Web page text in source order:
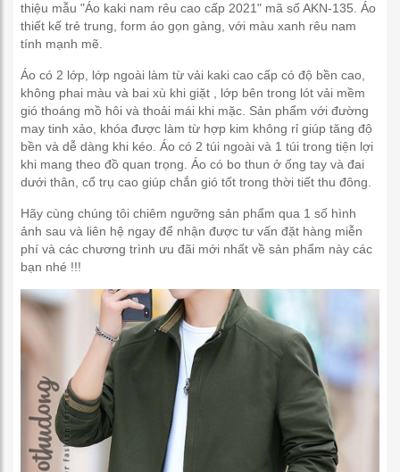
thiệu mẫu "Áo kaki nam rêu cao cấp 2021" mã số AKN-135. Áo
thiết kế trẻ trung, form áo gọn gàng, với màu xanh rêu nam
tính mạnh mẽ.
Áo có 2 lớp, lớp ngoài làm từ vải kaki cao cấp có độ bền cao,
không phai màu và bai xù khi giặt , lớp bên trong lót vải mềm
gió thoáng mồ hôi và thoải mái khi mặc. Sản phẩm với đường
may tinh xảo, khóa được làm từ hợp kim không rỉ giúp tăng độ
bền và dễ dàng khi kéo. Áo có 2 túi ngoài và 1 túi trong tiện lợi
khi mang theo đồ quan trọng. Áo có bo thun ở ống tay và đai
dưới thân, cổ trụ cao giúp chắn gió tốt trong thời tiết thu đông.
Hãy cùng chúng tôi chiêm ngưỡng sản phẩm qua 1 số hình
ảnh sau và liên hệ ngay để nhận được tư vấn đặt hàng miễn
phí và các chương trình ưu đãi mới nhất về sản phẩm này các
bạn nhé !!!